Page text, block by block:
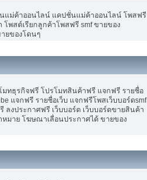
แม่ค้าออนไลน์ แคปชั่นแม่ค้าออนไลน์ โพสฟรี
โพสต์เรียกลูกค้าโพสฟรี smf ขายของ
ยของโดนๆ
ทธุรกิจฟรี โปรโมทสินค้าฟรี แจกฟรี รายชื่อ
แจกฟรี รายชื่อเว็บ แจกฟรีโพสเว็บบอร์ดsmf
ลงประกาศฟรี เว็บบอร์ด เว็บบอร์ดขายสินค้า
หมาย โฆษณาเลื่อนประกาศได้ ขายของ